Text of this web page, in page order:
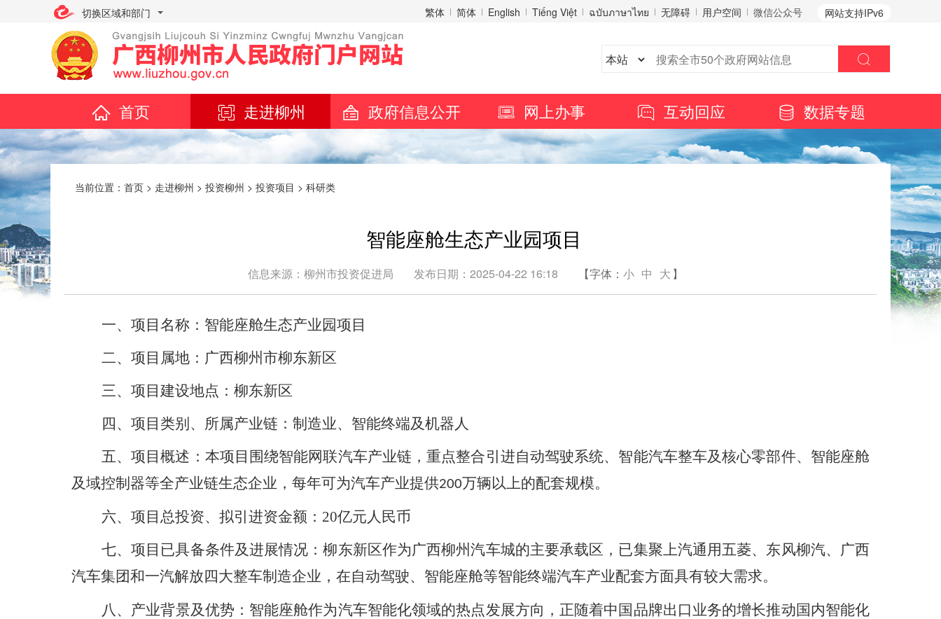
切换区域和部门 网站支持IPv6
繁体 简体 English Tiếng Việt ฉบับภาษาไทย 无障碍 用户空间 微信公众号
首页 走进柳州 政府信息公开 网上办事 互动回应 数据专题
当前位置： 首页 > 走进柳州 > 投资柳州 > 投资项目 > 科研类
智能座舱生态产业园项目
信息来源：柳州市投资促进局 发布日期：2025-04-22 16:18 【字体： 小 中 大 】
一、 项目名称： 智能座舱生态产业园项目
二、 项目属地： 广西柳州市柳东新区
三、项目建设地点： 柳东新区
四、 项目类别、所属产业链： 制造业、智能终端及机器人
五、项目概述： 本项目围绕智能网联汽车产业链，重点整合引进自动驾驶系统、智能汽车整车及核心零部件、智能座舱
及域控制器等全产业链生态企业，每年可为汽车产业提供200万辆以上的配套规模。
六、项目总投资、拟引进资金额： 20亿元人民币
七、项目已具备条件及进展情况：柳东新区作为广西柳州汽车城的主要承载区，已集聚上汽通用五菱、东风柳汽、广西
汽车集团和一汽解放四大整车制造企业，在自动驾驶、智能座舱等智能终端汽车产业配套方面具有较大需求。
八、产业背景及优势： 智能座舱作为汽车智能化领域的热点发展方向，正随着中国品牌出口业务的增长推动国内智能化